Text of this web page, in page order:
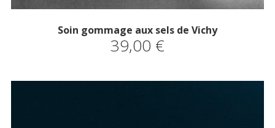
Soin gommage aux sels de Vichy
39,00 €